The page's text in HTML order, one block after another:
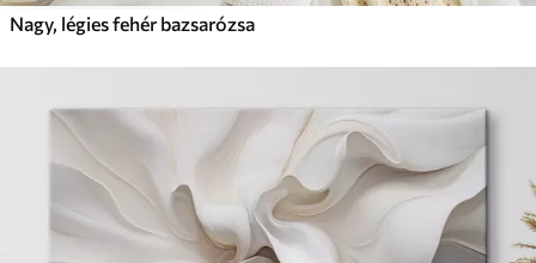
Nagy, légies fehér bazsarózsa